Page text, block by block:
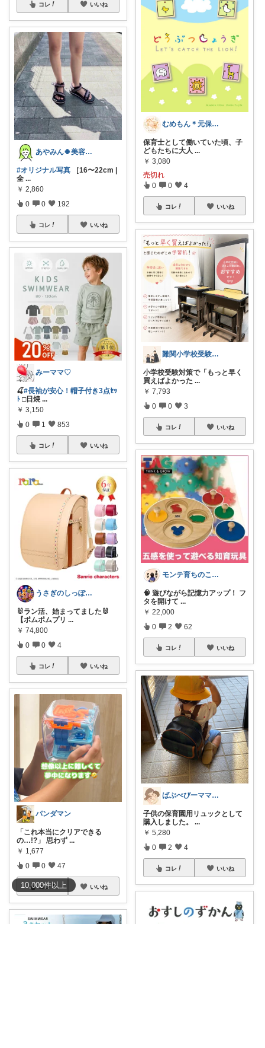
10,000件以上
コレ いいね
あやみん🍀美容×健康×子ども
#オリジナル写真 ［16〜22cm |
全 ...
￥ 2,860
0 0 192
コレ いいね
みーママ♡
🍒#長袖が安心！帽子付き3点ｾｯ
ﾄ □日焼 ...
￥ 3,150
0 1 853
コレ いいね
うさぎのしっぽ43🐰2児の母👧朝コレ
🐰ラン活、始まってました🐰
【ポムポムプリ ...
￥ 74,800
0 0 4
コレ いいね
パンダマン
「これ本当にクリアできる
の…!?」 思わず ...
￥ 1,677
0 0 47
コレ いいね
むめもん＊元保育士のお母さん
保育士として働いていた頃、子
どもたちに大人 ...
￥ 3,080
売切れ
0 0 4
コレ いいね
難関小学校受験×ワーママ
小学校受験対策で「もっと早く
買えばよかった ...
￥ 7,793
0 0 3
コレ いいね
モンテ育ちのこずえママ🦦｜経由購入✨
🧠 遊びながら記憶力アップ！ フ
タを開けて ...
￥ 22,000
0 2 62
コレ いいね
ばぶべびーママ 育児とお菓子
子供の保育園用リュックとして
購入しました。
...
￥ 5,280
0 2 4
コレ いいね